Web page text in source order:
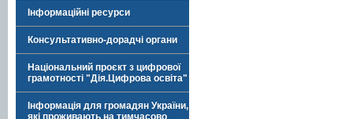
Інформаційні ресурси
Консультативно-дорадчі органи
Національний проєкт з цифрової
грамотності "Дія.Цифрова освіта"
Інформація для громадян України,
які проживають на тимчасово